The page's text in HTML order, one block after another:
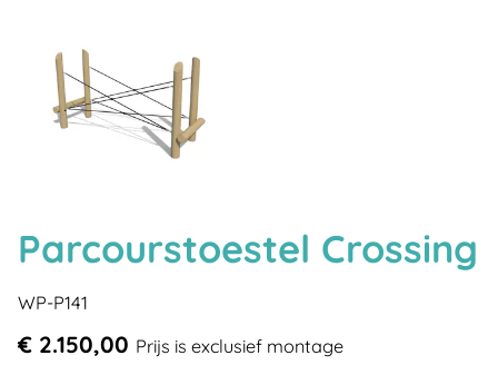
Parcourstoestel Crossing
WP-P141
€ 2.150,00 Prijs is exclusief montage